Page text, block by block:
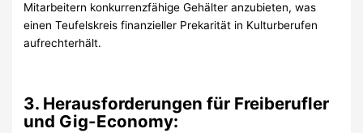
Mitarbeitern konkurrenzfähige Gehälter anzubieten, was
einen Teufelskreis finanzieller Prekarität in Kulturberufen
aufrechterhält.
3. Herausforderungen für Freiberufler
und Gig-Economy: